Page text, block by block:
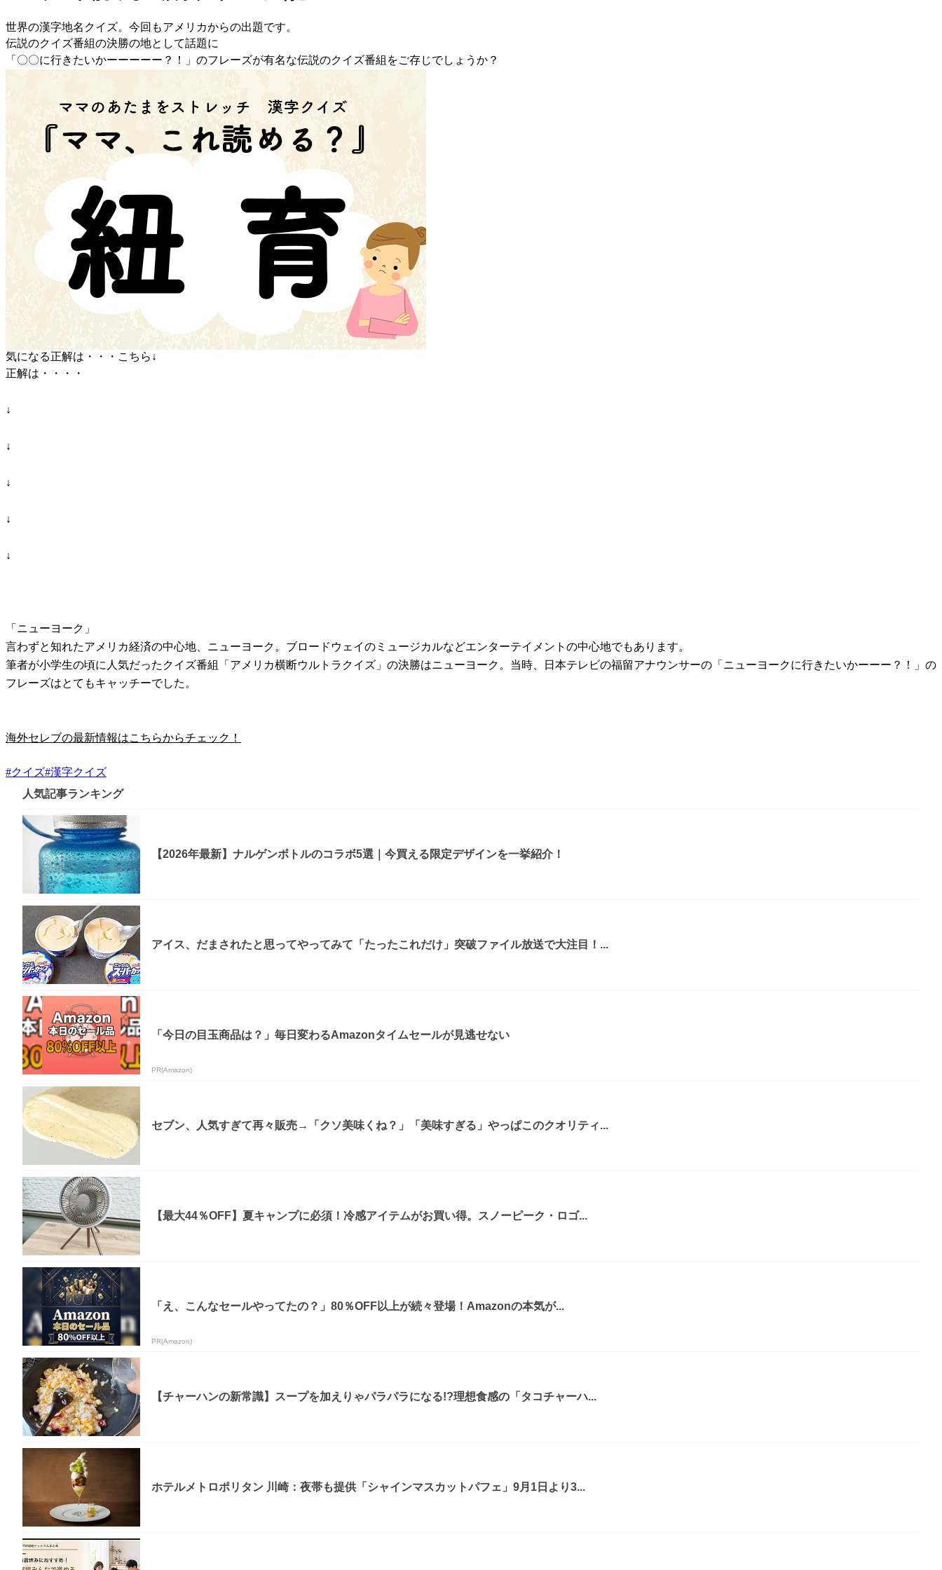
世界の漢字地名クイズ。今回もアメリカからの出題です。
伝説のクイズ番組の決勝の地として話題に
「〇〇に行きたいかーーーーー？！」のフレーズが有名な伝説のクイズ番組をご存じでしょうか？
気になる正解は・・・こちら↓
正解は・・・・
↓
↓
↓
↓
↓
「ニューヨーク」
言わずと知れたアメリカ経済の中心地、ニューヨーク。ブロードウェイのミュージカルなどエンターテイメントの中心地でもあります。
筆者が小学生の頃に人気だったクイズ番組「アメリカ横断ウルトラクイズ」の決勝はニューヨーク。当時、日本テレビの福留アナウンサーの「ニューヨークに行きたいかーーー？！」の
フレーズはとてもキャッチーでした。
海外セレブの最新情報はこちらからチェック！
#クイズ#漢字クイズ
人気記事ランキング
【2026年最新】ナルゲンボトルのコラボ5選｜今買える限定デザインを一挙紹介！
アイス、だまされたと思ってやってみて「たったこれだけ」突破ファイル放送で大注目！...
「今日の目玉商品は？」毎日変わるAmazonタイムセールが見逃せない
PR(Amazon)
セブン、人気すぎて再々販売→「クソ美味くね？」「美味すぎる」やっぱこのクオリティ...
【最大44％OFF】夏キャンプに必須！冷感アイテムがお買い得。スノーピーク・ロゴ...
「え、こんなセールやってたの？」80％OFF以上が続々登場！Amazonの本気が...
PR(Amazon)
【チャーハンの新常識】スープを加えりゃパラパラになる!?理想食感の「タコチャーハ...
ホテルメトロポリタン 川崎：夜帯も提供「シャインマスカットパフェ」9月1日より3...